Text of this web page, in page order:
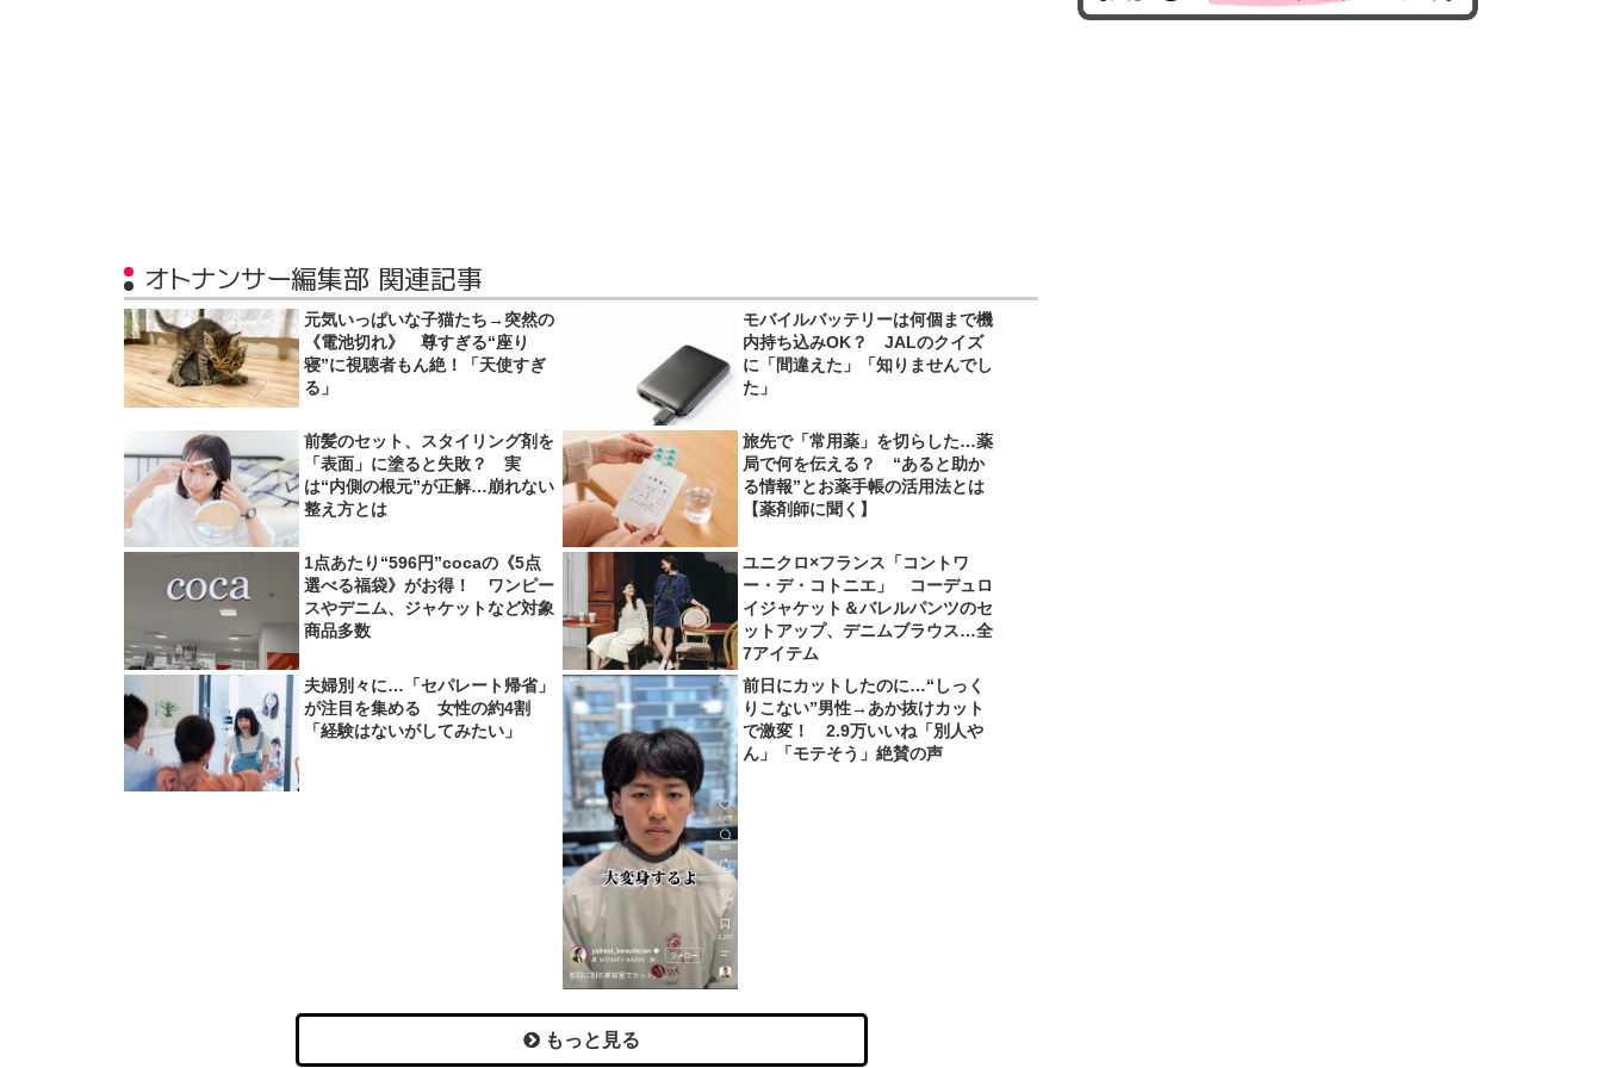
オトナンサー編集部 関連記事
元気いっぱいな子猫たち→突然の
《電池切れ》 尊すぎる“座り
寝”に視聴者もん絶！「天使すぎ
る」
モバイルバッテリーは何個まで機
内持ち込みOK？ JALのクイズ
に「間違えた」「知りませんでし
た」
前髪のセット、スタイリング剤を
「表面」に塗ると失敗？ 実
は“内側の根元”が正解…崩れない
整え方とは
旅先で「常用薬」を切らした…薬
局で何を伝える？ “あると助か
る情報”とお薬手帳の活用法とは
【薬剤師に聞く】
1点あたり“596円”cocaの《5点
選べる福袋》がお得！ ワンピー
スやデニム、ジャケットなど対象
商品多数
ユニクロ×フランス「コントワ
ー・デ・コトニエ」 コーデュロ
イジャケット＆バレルパンツのセ
ットアップ、デニムブラウス…全
7アイテム
夫婦別々に…「セパレート帰省」
が注目を集める 女性の約4割
「経験はないがしてみたい」
前日にカットしたのに…“しっく
りこない”男性→あか抜けカット
で激変！ 2.9万いいね「別人や
ん」「モテそう」絶賛の声
もっと見る